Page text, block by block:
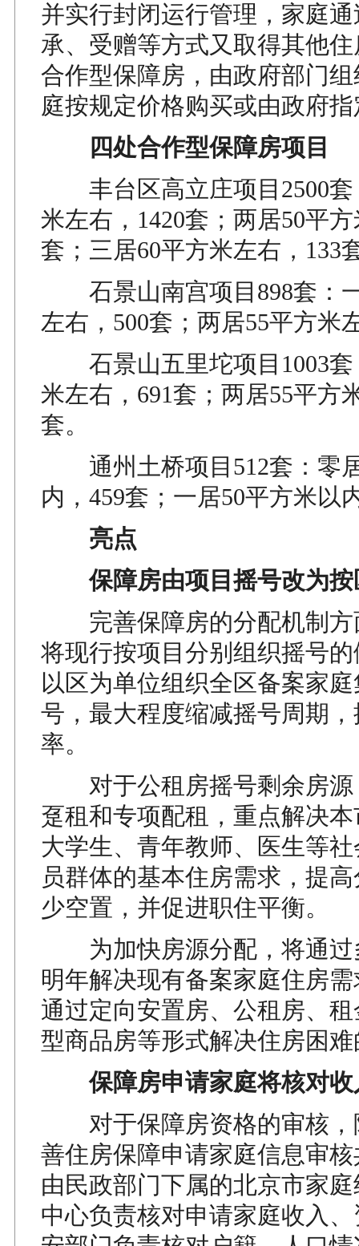
并实行封闭运行管理，家庭
承、受赠等方式又取得其他
合作型保障房，由政府部门
庭按规定价格购买或由政府
四处合作型保障房项目
丰台区高立庄项目2500套
米左右，1420套；两居50平
套；三居60平方米左右，133
石景山南宫项目898套：
左右，500套；两居55平方米
石景山五里坨项目1003套
米左右，691套；两居55平方
套。
通州土桥项目512套：零
内，459套；一居50平方米以
亮点
保障房由项目摇号改为按
完善保障房的分配机制方
将现行按项目分别组织摇号
以区为单位组织全区备案家
号，最大程度缩减摇号周期
率。
对于公租房摇号剩余房源
趸租和专项配租，重点解决
大学生、青年教师、医生等
员群体的基本住房需求，提
少空置，并促进职住平衡。
为加快房源分配，将通过
明年解决现有备案家庭住房
通过定向安置房、公租房、
型商品房等形式解决住房困
保障房申请家庭将核对
对于保障房资格的审核，
善住房保障申请家庭信息审
由民政部门下属的北京市家
中心负责核对申请家庭收入